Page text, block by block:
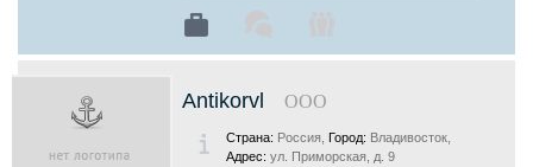
Аntikorvl ООО
Страна: Россия, Город: Владивосток,
Адрес: ул. Приморская, д. 9